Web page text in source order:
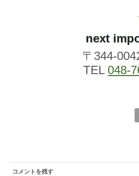
next
〒344-
TEL 048-
コメントを残す